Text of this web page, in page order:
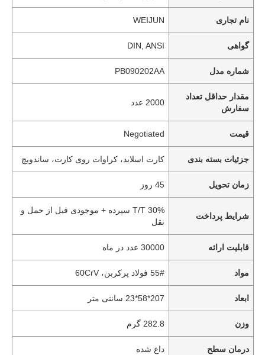
نام تجاری WEIJUN
گواهی DIN, ANSI
شماره مدل PB090202AA
مقدار حداقل تعداد
سفارش
2000 عدد
قیمت Negotiated
جزئیات بسته بندی کارت اسلاید، کراوات روی کارت، ساندویچ
زمان تحویل 45 روز
شرایط پرداخت
T/T 30% سپرده + موجودی قبل از حمل و
نقل
قابلیت ارائه 30000 عدد در ماه
مواد 55# فولاد پرکربن، 60CrV
ابعاد 207*58*23 سانتی متر
وزن 282.8 گرم
درمان سطح داغ شده